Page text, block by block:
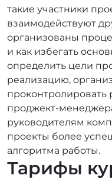
такие участники
взаимодействуют
организованы
и как избегать
определить цели
реализацию,
проконтролировать
проджект-
руководителям
проекты более
алгоритма работы.
Тарифы